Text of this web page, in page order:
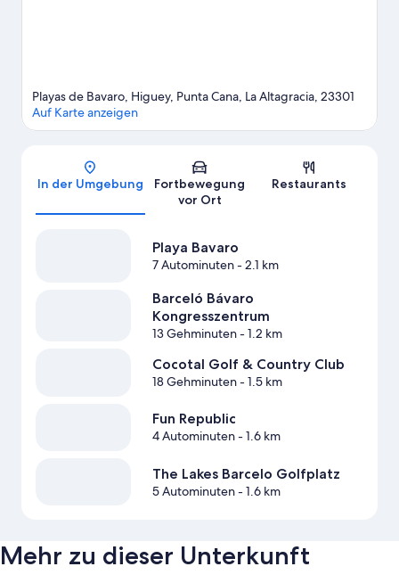
Karte
Playas de Bavaro, Higuey, Punta Cana, La Altagracia, 23301
Auf Karte anzeigen
In der Umgebung
Fortbewegung
vor Ort
Restaurants
Playa Bavaro
7 Autominuten- 2.1 km
Barceló Bávaro
Kongresszentrum
13 Gehminuten- 1.2 km
Cocotal Golf & Country Club
18 Gehminuten- 1.5 km
Fun Republic
4 Autominuten- 1.6 km
The Lakes Barcelo Golfplatz
5 Autominuten- 1.6 km
Mehr zu dieser Unterkunft